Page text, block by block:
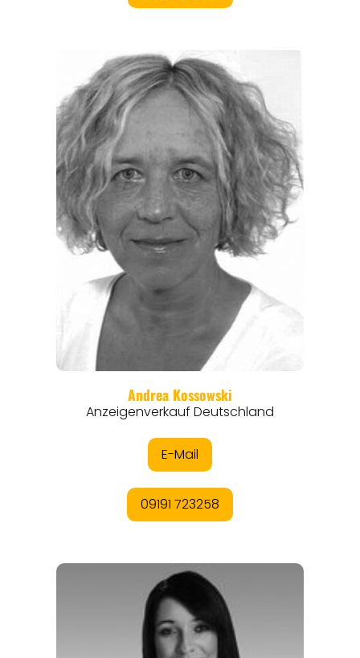
REGIONEN
ORTE
EVENTS
REISEFÜHRER
REISEMAGAZINE
THEMEN